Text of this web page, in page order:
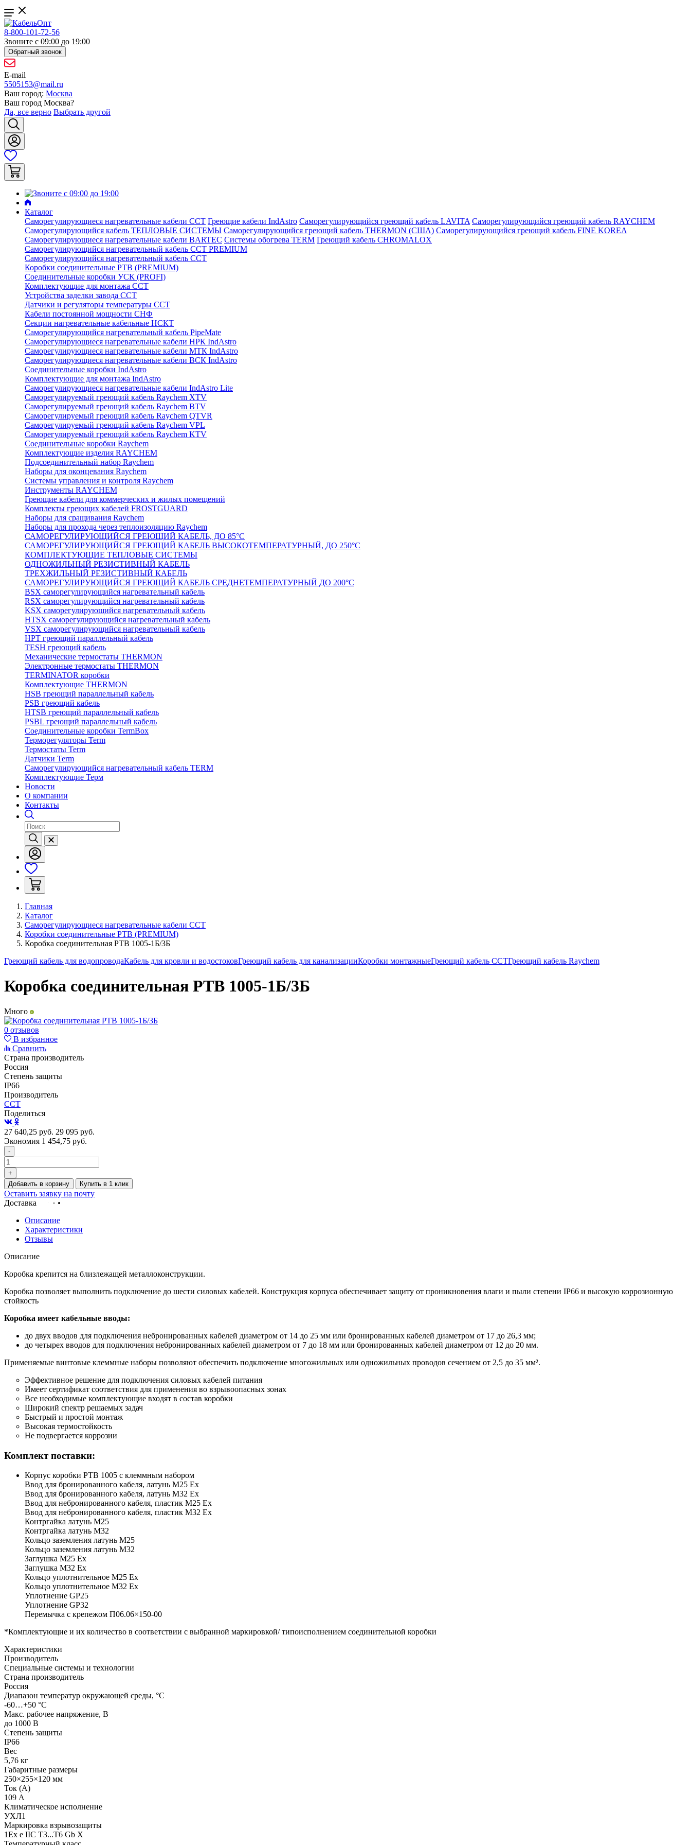
8-800-101-72-56
Звоните с 09:00 до 19:00
Обратный звонок
E-mail
5505153@mail.ru
Ваш город: Москва
Ваш город Москва?
Да, все верно Выбрать другой
Каталог
Саморегулирующиеся нагревательные кабели ССТ Греющие кабели IndAstro Саморегулирующийся греющий кабель LAVITA Саморегулирующийся греющий кабель RAYCHEM
Саморегулирующийся кабель ТЕПЛОВЫЕ СИСТЕМЫ Саморегулирующийся греющий кабель THERMON (США) Саморегулирующийся греющий кабель FINE KOREA
Саморегулирующиеся нагревательные кабели BARTEC Системы обогрева TERM Греющий кабель CHROMALOX
Саморегулирующийся нагревательный кабель ССТ PREMIUM
Саморегулирующийся нагревательный кабель ССТ
Коробки соединительные РТВ (PREMIUM)
Соединительные коробки УСК (PROFI)
Комплектующие для монтажа ССТ
Устройства заделки завода ССТ
Датчики и регуляторы температуры ССТ
Кабели постоянной мощности СНФ
Секции нагревательные кабельные НСКТ
Саморегулирующийся нагревательный кабель PipeMate
Саморегулирующиеся нагревательные кабели НРК IndAstro
Саморегулирующиеся нагревательные кабели МТК IndAstro
Саморегулирующиеся нагревательные кабели ВСК IndAstro
Соединительные коробки IndAstro
Комплектующие для монтажа IndAstro
Саморегулирующиеся нагревательные кабели IndAstro Lite
Саморегулируемый греющий кабель Raychem XTV
Саморегулируемый греющий кабель Raychem BTV
Саморегулируемый греющий кабель Raychem QTVR
Саморегулируемый греющий кабель Raychem VPL
Саморегулируемый греющий кабель Raychem KTV
Соединительные коробки Raychem
Комплектующие изделия RAYCHEM
Подсоединительный набор Raychem
Наборы для оконцевания Raychem
Системы управления и контроля Raychem
Инструменты RAYCHEM
Греющие кабели для коммерческих и жилых помещений
Комплекты греющих кабелей FROSTGUARD
Наборы для сращивания Raychem
Наборы для прохода через теплоизоляцию Raychem
САМОРЕГУЛИРУЮЩИЙСЯ ГРЕЮЩИЙ КАБЕЛЬ, ДО 85°С
САМОРЕГУЛИРУЮЩИЙСЯ ГРЕЮЩИЙ КАБЕЛЬ ВЫСОКОТЕМПЕРАТУРНЫЙ, ДО 250°С
КОМПЛЕКТУЮЩИЕ ТЕПЛОВЫЕ СИСТЕМЫ
ОДНОЖИЛЬНЫЙ РЕЗИСТИВНЫЙ КАБЕЛЬ
ТРЕХЖИЛЬНЫЙ РЕЗИСТИВНЫЙ КАБЕЛЬ
САМОРЕГУЛИРУЮЩИЙСЯ ГРЕЮЩИЙ КАБЕЛЬ СРЕДНЕТЕМПЕРАТУРНЫЙ ДО 200°С
BSX саморегулирующийся нагревательный кабель
RSX саморегулирующийся нагревательный кабель
KSX саморегулирующийся нагревательный кабель
HTSX саморегулирующийся нагревательный кабель
VSX саморегулирующийся нагревательный кабель
НРТ греющий параллельный кабель
TESH греющий кабель
Механические термостаты THERMON
Электронные термостаты THERMON
TERMINATOR коробки
Комплектующие THERMON
HSB греющий параллельный кабель
PSB греющий кабель
HTSB греющий параллельный кабель
PSBL греющий параллельный кабель
Соединительные коробки TermBox
Терморегуляторы Term
Термостаты Term
Датчики Term
Саморегулирующийся нагревательный кабель TERM
Комплектующие Терм
Новости
О компании
Контакты
Главная
Каталог
Саморегулирующиеся нагревательные кабели ССТ
Коробки соединительные РТВ (PREMIUM)
Коробка соединительная РТВ 1005-1Б/3Б
Греющий кабель для водопроводаКабель для кровли и водостоковГреющий кабель для канализацииКоробки монтажныеГреющий кабель ССТГреющий кабель Raychem
Коробка соединительная РТВ 1005-1Б/3Б
Много
0 отзывов
В избранное
Сравнить
Страна производитель
Россия
Степень защиты
IP66
Производитель
ССТ
Поделиться
27 640,25 руб. 29 095 руб.
Экономия 1 454,75 руб.
-
+
Добавить в корзину
Купить в 1 клик
Оставить заявку на почту
Доставка
Описание
Характеристики
Отзывы
Описание
Коробка крепится на близлежащей металлоконструкции.
Коробка позволяет выполнить подключение до шести силовых кабелей. Конструкция корпуса обеспечивает защиту от проникновения влаги и пыли степени IP66 и высокую коррозионную
стойкость
Коробка имеет кабельные вводы:
до двух вводов для подключения небронированных кабелей диаметром от 14 до 25 мм или бронированных кабелей диаметром от 17 до 26,3 мм;
до четырех вводов для подключения небронированных кабелей диаметром от 7 до 18 мм или бронированных кабелей диаметром от 12 до 20 мм.
Применяемые винтовые клеммные наборы позволяют обеспечить подключение многожильных или одножильных проводов сечением от 2,5 до 35 мм².
Эффективное решение для подключения силовых кабелей питания
Имеет сертификат соответствия для применения во взрывоопасных зонах
Все необходимые комплектующие входят в состав коробки
Широкий спектр решаемых задач
Быстрый и простой монтаж
Высокая термостойкость
Не подвергается коррозии
Комплект поставки:
Корпус коробки РТВ 1005 с клеммным набором
Ввод для бронированного кабеля, латунь М25 Ех
Ввод для бронированного кабеля, латунь М32 Ех
Ввод для небронированного кабеля, пластик М25 Ех
Ввод для небронированного кабеля, пластик М32 Ех
Контргайка латунь М25
Контргайка латунь М32
Кольцо заземления латунь М25
Кольцо заземления латунь М32
Заглушка М25 Ex
Заглушка М32 Ex
Кольцо уплотнительное М25 Ex
Кольцо уплотнительное М32 Ex
Уплотнение GP25
Уплотнение GP32
Перемычка с крепежом П06.06×150-00
*Комплектующие и их количество в соответствии с выбранной маркировкой/ типоисполнением соединительной коробки
Характеристики
Производитель
Специальные системы и технологии
Страна производитель
Россия
Диапазон температур окружающей среды, °С
-60…+50 °С
Макс. рабочее напряжение, В
до 1000 В
Степень защиты
IP66
Вес
5,76 кг
Габаритные размеры
250×255×120 мм
Ток (А)
109 А
Климатическое исполнение
УХЛ1
Маркировка взрывозащиты
1Ex e IIC T3...T6 Gb X